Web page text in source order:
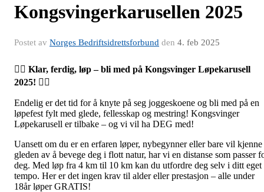
Kongsvingerkarusellen 2025
Postet av Norges Bedriftsidrettsforbund den 4. feb 2025
🏃‍♂️ Klar, ferdig, løp – bli med på Kongsvinger Løpekarusell
2025! 🏃‍♀️
Endelig er det tid for å knyte på seg joggeskoene og bli med på en
løpefest fylt med glede, fellesskap og mestring! Kongsvinger
Løpekarusell er tilbake – og vi vil ha DEG med!
Uansett om du er en erfaren løper, nybegynner eller bare vil kjenne
gleden av å bevege deg i flott natur, har vi en distanse som passer
deg. Med løp fra 4 km til 10 km kan du utfordre deg selv i ditt eget
tempo. Her er det ingen krav til alder eller prestasjon – alle under
18år løper GRATIS!